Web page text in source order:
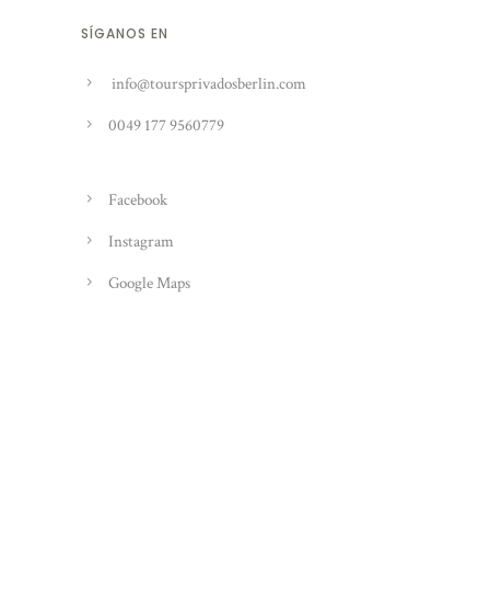
SÍGANOS EN
info@toursprivadosberlin.com
0049 177 9560779
Facebook
Instagram
Google Maps